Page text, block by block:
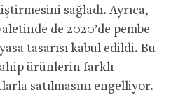
sağladı. Ayrıca,
de 2020’de pembe
tasarısı kabul edildi. Bu
ürünlerin farklı
satılmasını engelliyor.